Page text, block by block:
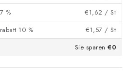
%
€1,62 / St
10 %
€1,57 / St
Sie sparen €0